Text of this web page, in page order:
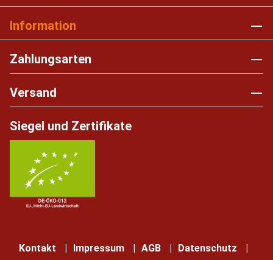
Information
Zahlungsarten
Versand
Siegel und Zertifikate
Kontakt Impressum AGB Datenschutz